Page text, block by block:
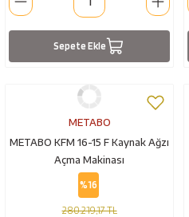
Sepete Ekle
METABO
METABO KFM 16-15 F Kaynak Ağzı
Açma Makinası
%16
280.219,17 TL